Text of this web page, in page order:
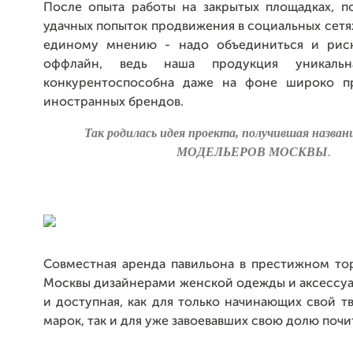
После опыта работы на закрытых площадках,
удачных попыток продвижения в социальных
единому мнению - надо объединиться и
оффлайн, ведь наша продукция
конкурентоспособна даже на фоне широко
иностранных брендов.
Так родилась идея проекта, получившая
МОДЕЛЬЕРОВ МОСКВЫ.
Совместная аренда павильона в престижном
Москвы дизайнерами женской одежды и
и доступная, как для только начинающих свой
марок, так и для уже завоевавших свою долю